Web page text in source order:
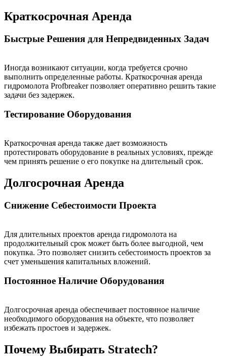
Краткосрочная Аренда
Быстрые Решения для Непредвиденных Задач
Иногда возникают ситуации, когда требуется срочно
выполнить определенные работы. Краткосрочная аренда
гидромолота Profbreaker позволяет оперативно решить такие
задачи без задержек.
Тестирование Оборудования
Краткосрочная аренда также дает возможность
протестировать оборудование в реальных условиях, прежде
чем принять решение о его покупке на длительный срок.
Долгосрочная Аренда
Снижение Себестоимости Проекта
Для длительных проектов аренда гидромолота на
продолжительный срок может быть более выгодной, чем
покупка. Это позволяет снизить себестоимость проектов за
счет уменьшения капитальных вложений.
Постоянное Наличие Оборудования
Долгосрочная аренда обеспечивает постоянное наличие
необходимого оборудования на объекте, что позволяет
избежать простоев и задержек.
Почему Выбирать Stratech?